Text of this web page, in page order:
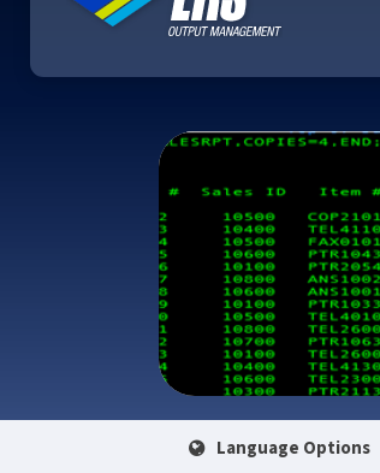
Language Options